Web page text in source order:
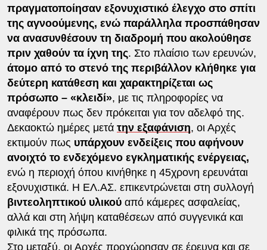
πραγματοποίησαν εξονυχιστικό έλεγχο στο σπίτι
της αγνοούμενης, ενώ παράλληλα προσπάθησαν
να ανασυνθέσουν τη διαδρομή που ακολούθησε
πριν χαθούν τα ίχνη της. Στο πλαίσιο των ερευνών,
άτομο από το στενό της περιβάλλον κλήθηκε για
δεύτερη κατάθεση και χαρακτηρίζεται ως
πρόσωπο – «κλειδί», με τις πληροφορίες να
αναφέρουν πως δεν πρόκειται για τον αδελφό της.
Δεκαοκτώ ημέρες μετά την εξαφάνιση, οι Αρχές
εκτιμούν πως υπάρχουν ενδείξεις που αφήνουν
ανοιχτό το ενδεχόμενο εγκληματικής ενέργειας,
ενώ η περιοχή όπου κινήθηκε η 45χρονη ερευνάται
εξονυχιστικά. Η ΕΛ.ΑΣ. επικεντρώνεται στη συλλογή
βιντεοληπτικού υλικούαπό κάμερες ασφαλείας,
αλλά και στη λήψη καταθέσεων από συγγενικά και
φιλικά της πρόσωπα.
Στο μεταξύ, οι Αρχές προχώρησαν σε έρευνα και σε